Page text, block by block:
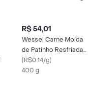
R$ 54,01
Wessel Carne Moída
de Patinho Resfriada
400 g
(R$0.14/g)
400 g